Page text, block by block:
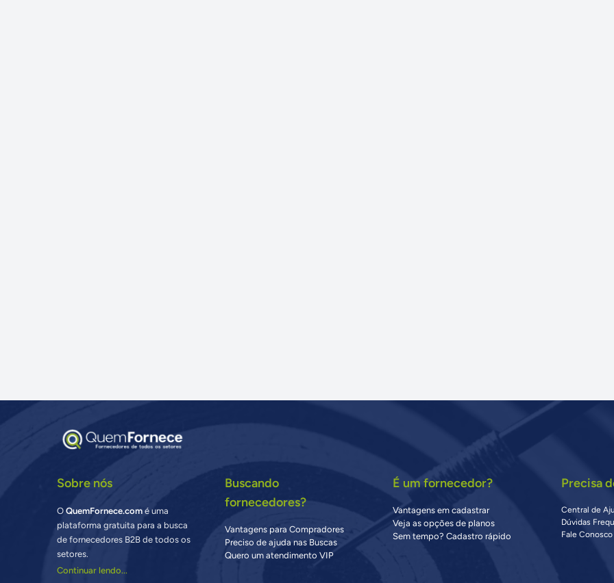
Sobre nós
OQuemFornece.com é uma
plataforma gratuita para a busca
de fornecedores B2B de todos os
setores.
Continuar lendo...
Buscando
fornecedores?
Vantagens para Compradores
Preciso de ajuda nas Buscas
Quero um atendimento VIP
É um fornecedor?
Vantagens em cadastrar
Veja as opções de planos
Sem tempo? Cadastro rápido
Precisa
Central de
Dúvidas
Fale Conosco